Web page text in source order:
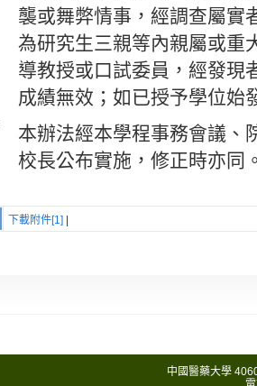
襲或舞弊情事，經調查屬實
為研究生三親等內親屬或重
導教授或口試委員，經發現
成績無效；如已授予學位始
本辦法經本學程事務會議、
校長公布實施，修正時亦同
下載附件[1]
中國醫藥大學